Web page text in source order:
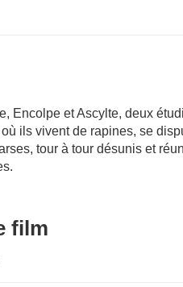
Encolpe et Ascylte, deux
ils vivent de rapines, se
tour à tour désunis et
film